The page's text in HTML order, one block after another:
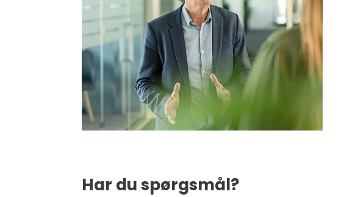
Har du spørgsmål?